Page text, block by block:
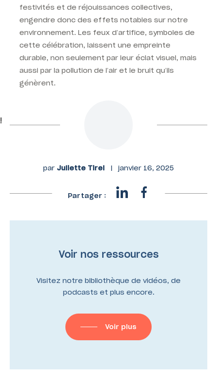
festivités et de réjouissances collectives,
engendre donc des effets notables sur notre
environnement. Les feux d’artifice, symboles de
cette célébration, laissent une empreinte
durable, non seulement par leur éclat visuel, mais
aussi par la pollution de l’air et le bruit qu’ils
génèrent.
!
par Juliette Tirel | janvier 16, 2025
Partager :
Voir nos ressources
Visitez notre bibliothèque de vidéos, de
podcasts et plus encore.
Voir plus